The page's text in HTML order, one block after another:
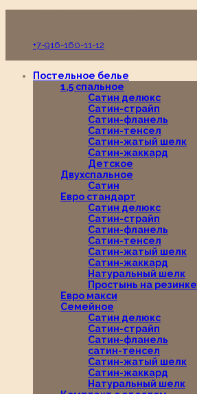
+7-916-160-11-12
Постельное белье
1,5 спальное
Сатин делюкс
Сатин-страйп
Сатин-фланель
Сатин-тенсел
Сатин-жатый шелк
Сатин-жаккард
Детское
Двухспальное
Сатин
Евро стандарт
Сатин делюкс
Сатин-страйп
Сатин-фланель
Сатин-тенсел
Сатин-жатый шелк
Сатин-жаккард
Натуральный шелк
Простынь на резинке
Евро макси
Семейное
Сатин делюкс
Сатин-страйп
Сатин-фланель
сатин-тенсел
Сатин-жатый шелк
Сатин-жаккард
Натуральный шелк